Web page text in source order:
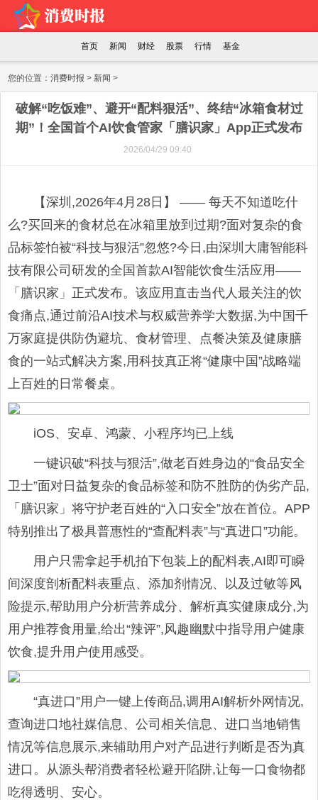
首页 新闻 财经 股票 行情 基金
您的位置：消费时报 > 新闻 >
破解“吃饭难”、避开“配料狠活”、终结“冰箱食材过
期”！全国首个AI饮食管家「膳识家」App正式发布
2026/04/29 09:40
【深圳,2026年4月28日】 —— 每天不知道吃什
么?买回来的食材总在冰箱里放到过期?面对复杂的食
品标签怕被“科技与狠活”忽悠?今日,由深圳大庸智能科
技有限公司研发的全国首款AI智能饮食生活应用——
「膳识家」正式发布。该应用直击当代人最关注的饮
食痛点,通过前沿AI技术与权威营养学大数据,为中国千
万家庭提供防伪避坑、食材管理、点餐决策及健康膳
食的一站式解决方案,用科技真正将“健康中国”战略端
上百姓的日常餐桌。
iOS、安卓、鸿蒙、小程序均已上线
一键识破“科技与狠活”,做老百姓身边的“食品安全
卫士”面对日益复杂的食品标签和防不胜防的伪劣产品,
「膳识家」将守护老百姓的“入口安全”放在首位。APP
特别推出了极具普惠性的“查配料表”与“真进口”功能。
用户只需拿起手机拍下包装上的配料表,AI即可瞬
间深度剖析配料表重点、添加剂情况、以及过敏等风
险提示,帮助用户分析营养成分、解析真实健康成分,为
用户推荐食用量,给出“辣评”,风趣幽默中指导用户健康
饮食,提升用户使用感受。
“真进口”用户一键上传商品,调用AI解析外网情况,
查询进口地社媒信息、公司相关信息、进口当地销售
情况等信息展示,来辅助用户对产品进行判断是否为真
进口。从源头帮消费者轻松避开陷阱,让每一口食物都
吃得透明、安心。